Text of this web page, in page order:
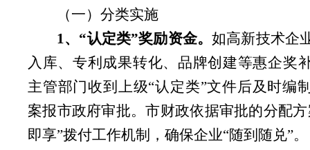
（一）分类实施
1、“认定类”奖励资金。如高新技术企
入库、专利成果转化、品牌创建等惠企奖
主管部门收到上级“认定类”文件后及时编
案报市政府审批。市财政依据审批的分配
即享”拨付工作机制，确保企业“随到随兑”。